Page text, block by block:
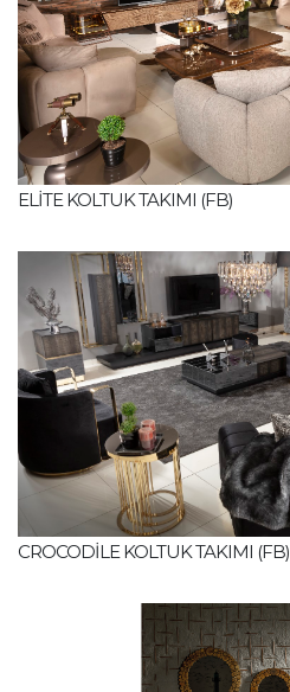
ELİTE KOLTUK TAKIMI (FB)
CROCODİLE KOLTUK TAKIMI (FB)